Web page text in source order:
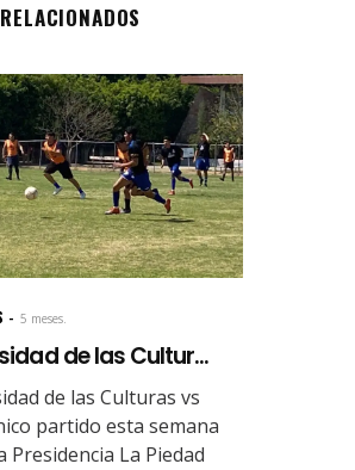
5 meses.
de las Cultur...
de las Culturas vs
partido esta semana
Presidencia La Piedad